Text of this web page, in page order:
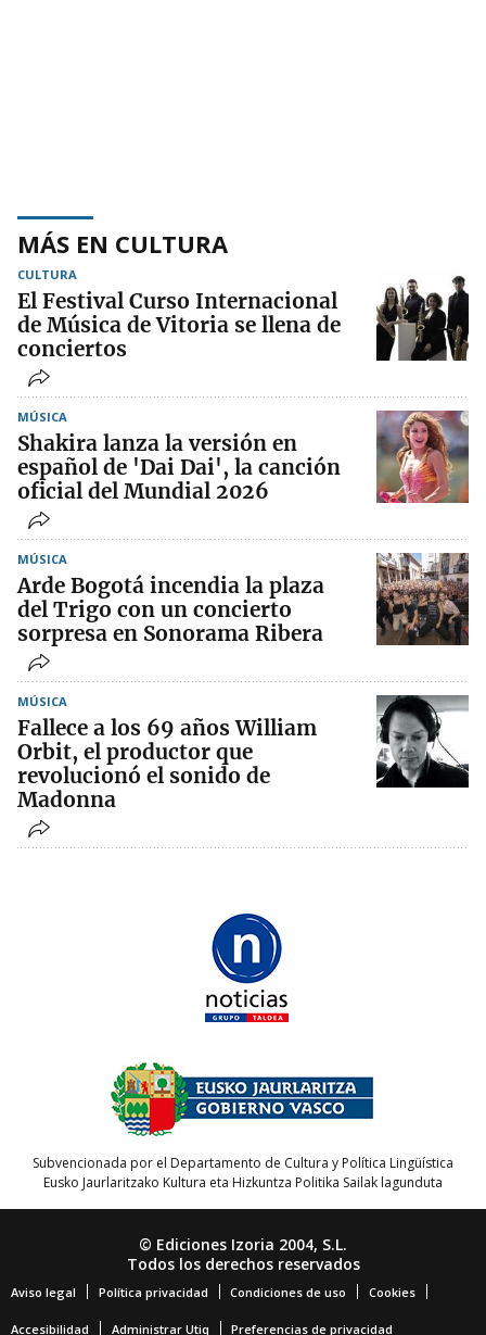
MÁS EN CULTURA
CULTURA
El Festival Curso Internacional
de Música de Vitoria se llena de
conciertos
MÚSICA
Shakira lanza la versión en
español de 'Dai Dai', la canción
oficial del Mundial 2026
MÚSICA
Arde Bogotá incendia la plaza
del Trigo con un concierto
sorpresa en Sonorama Ribera
MÚSICA
Fallece a los 69 años William
Orbit, el productor que
revolucionó el sonido de
Madonna
Subvencionada por el Departamento de Cultura y Política Lingüística
Eusko Jaurlaritzako Kultura eta Hizkuntza Politika Sailak lagunduta
© Ediciones Izoria 2004, S.L.
Todos los derechos reservados
Aviso legal Política privacidad Condiciones de uso Cookies
Accesibilidad Administrar Utiq Preferencias de privacidad